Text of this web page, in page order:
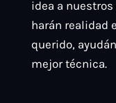
idea a
harán realidad
querido,
mejor técnica.